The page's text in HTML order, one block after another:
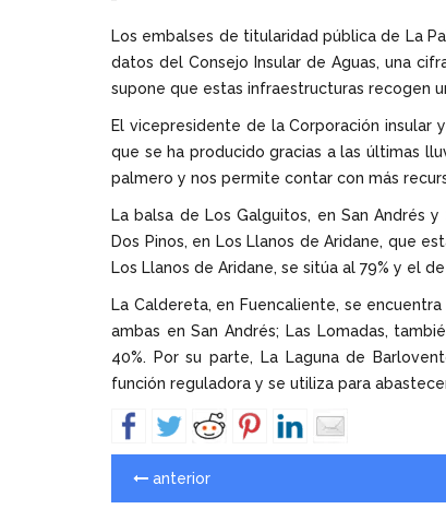
Los embalses de titularidad pública de La
datos del Consejo Insular de Aguas, una
supone que estas infraestructuras recogen
El vicepresidente de la Corporación insular
que se ha producido gracias a las últimas
palmero y nos permite contar con más
La balsa de Los Galguitos, en San Andrés
Dos Pinos, en Los Llanos de Aridane, que
Los Llanos de Aridane, se sitúa al 79% y el
La Caldereta, en Fuencaliente, se
ambas en San Andrés; Las Lomadas,
40%. Por su parte, La Laguna de
función reguladora y se utiliza para
anterior